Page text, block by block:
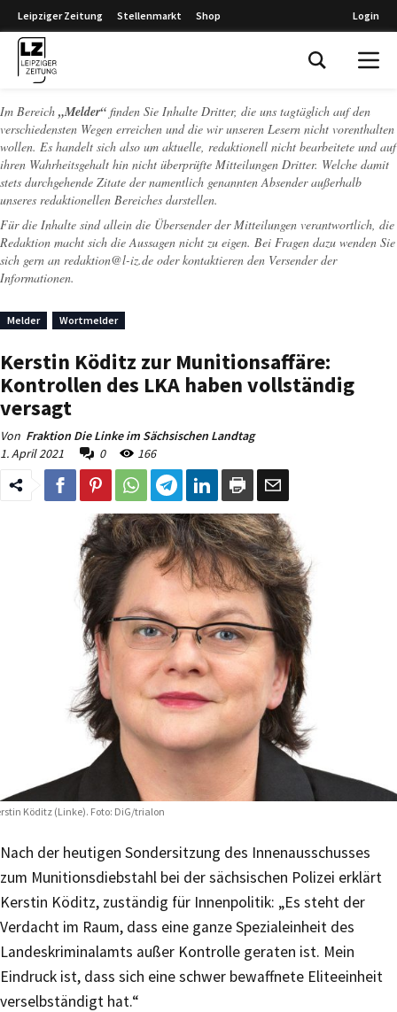
Leipziger Zeitung Stellenmarkt Shop Login
Im Bereich „Melder“ finden Sie Inhalte Dritter, die uns tagtäglich auf den
verschiedensten Wegen erreichen und die wir unseren Lesern nicht vorenthalten
wollen. Es handelt sich also um aktuelle, redaktionell nicht bearbeitete und auf
ihren Wahrheitsgehalt hin nicht überprüfte Mitteilungen Dritter. Welche damit
stets durchgehende Zitate der namentlich genannten Absender außerhalb
unseres redaktionellen Bereiches darstellen.
Für die Inhalte sind allein die Übersender der Mitteilungen verantwortlich, die
Redaktion macht sich die Aussagen nicht zu eigen. Bei Fragen dazu wenden Sie
sich gern an redaktion@l-iz.de oder kontaktieren den Versender der
Informationen.
Melder Wortmelder
Kerstin Köditz zur Munitionsaffäre:
Kontrollen des LKA haben vollständig
versagt
Von Fraktion Die Linke im Sächsischen Landtag
1. April 2021
0 166
Köditz (Linke). Foto: DiG/trialon
Nach der heutigen Sondersitzung des Innenausschusses
zum Munitionsdiebstahl bei der sächsischen Polizei erklärt
Kerstin Köditz, zuständig für Innenpolitik: „Es steht der
Verdacht im Raum, dass eine ganze Spezialeinheit des
Landeskriminalamts außer Kontrolle geraten ist. Mein
Eindruck ist, dass sich eine schwer bewaffnete Eliteeinheit
verselbständigt hat.“